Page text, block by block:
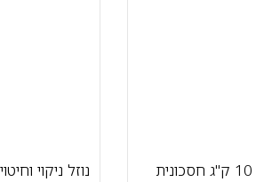
נוזל ניקוי וחיטוי